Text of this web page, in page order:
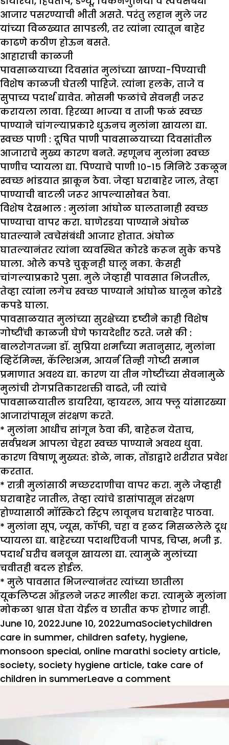
आजार पसरण्याची भीती असते. परंतु लहान मुले जर
यांच्या विळख्यात सापडली, तर त्यांना त्यातून बाहेर
काढणे कठीण होऊन बसते.
आहाराची काळजी
पावसाळयाच्या दिवसांत मुलांच्या खाण्या-पिण्याची
विशेष काळजी घेतली पाहिजे. त्यांना हलके, ताजे व
सुपाच्य पदार्थ द्यावेत. मोसमी फळांचे सेवनही जरूर
करायला लावा. हिरव्या भाज्या व ताजी फळं स्वच्छ
पाण्याने चांगल्याप्रकारे धुऊनच मुलांना खायला द्या.
स्वच्छ पाणी : दूषित पाणी पावसाळयाच्या दिवसांतील
आजाराचे मुख्य कारण बनते. म्हणूनच मुलांना स्वच्छ
पाणीच प्यायला द्या. पिण्याचे पाणी १०-१५ मिनिटे उकळून
स्वच्छ भांडयात झाकून ठेवा. जेव्हा घराबाहेर जाल, तेव्हा
पाण्याची बाटली जरूर आपल्यासोबत ठेवा.
विशेष देखभाल : मुलांना आंघोळ घालतानाही स्वच्छ
पाण्याचा वापर करा. घाणेरडया पाण्याने अंघोळ
घातल्याने त्वचेसंबंधी आजार होतात. अंघोळ
घातल्यानंतर त्यांना व्यवस्थित कोरडे करून सुके कपडे
घाला. ओले कपडे चुकूनही घालू नका. केसही
चांगल्याप्रकारे पुसा. मुले जेव्हाही पावसात भिजतील,
तेव्हा त्यांना लगेच स्वच्छ पाण्याने आंघोळ घालून कोरडे
कपडे घाला.
पावसाळयात मुलांच्या सुरक्षेच्या दृष्टीने काही विशेष
गोष्टींची काळजी घेणे फायदेशीर ठरते. जसे की :
बालरोगतज्ज्ञा डॉ. सुप्रिया शर्मांच्या मतानुसार, मुलांना
व्हिटॅमिन्स, कॅल्शिअम, आयर्न तिन्ही गोष्टी समान
प्रमाणात अवश्य द्या. कारण या तीन गोष्टींच्या सेवनामुळे
मुलांची रोगप्रतिकारशक्ती वाढते, जी त्यांचे
पावसाळयातील डायरिया, व्हायरल, आय फ्लू यांसारख्या
आजारांपासून संरक्षण करते.
* मुलांना आधीच सांगून ठेवा की, बाहेरून येताच,
सर्वप्रथम आपला चेहरा स्वच्छ पाण्याने अवश्य धुवा.
कारण विषाणू मुख्यत: डोळे, नाक, तोंडाद्वारे शरीरात प्रवेश
करतात.
* रात्री मुलांसाठी मच्छरदाणीचा वापर करा. मुले जेव्हाही
घराबाहेर जातील, तेव्हा त्यांचे डासांपासून संरक्षण
होण्यासाठी मॉस्किटो स्ट्रिप लावूनच घराबाहेर पाठवा.
* मुलांना सूप, ज्यूस, कॉफी, चहा व हळद मिसळलेले दूध
प्यायला द्या. बाहेरच्या पदार्थांऐवजी पापड, चिप्स, भजी इ.
पदार्थ घरीच बनवून खायला द्या. त्यामुळे मुलांच्या
चवीतही बदल होईल.
* मुले पावसात भिजल्यानंतर त्यांच्या छातीला
यूकलिप्टस ऑइलने जरूर मालीश करा. त्यामुळे मुलांना
मोकळा श्वास घेता येईल व छातीत कफ होणार नाही.
Posted
on
June 10, 2022June 10, 2022Author
umaCategories
SocietyTags
children
care in summer, children safety, hygiene,
monsoon special, online marathi society article,
society, society hygiene article, take care of
children in summerLeave a comment
Special